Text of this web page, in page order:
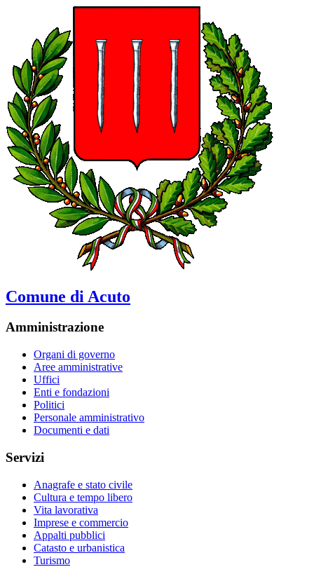
Comune di Acuto
Amministrazione
Organi di governo
Aree amministrative
Uffici
Enti e fondazioni
Politici
Personale amministrativo
Documenti e dati
Servizi
Anagrafe e stato civile
Cultura e tempo libero
Vita lavorativa
Imprese e commercio
Appalti pubblici
Catasto e urbanistica
Turismo